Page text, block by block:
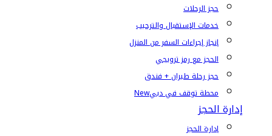
حجز الرحلات
خدمات الإستقبال والترحيب
إنجاز إجراءات السفر من المنزل
الحجز مع رمز ترويجي
حجز رحلة طيران + فندق
محطة توقف في دبيNew
إدارة الحجز
إدارة الحجز